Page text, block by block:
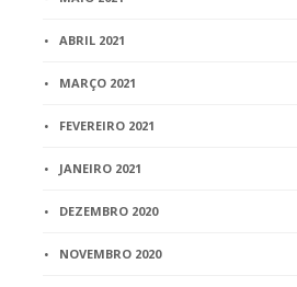
ABRIL 2021
MARÇO 2021
FEVEREIRO 2021
JANEIRO 2021
DEZEMBRO 2020
NOVEMBRO 2020